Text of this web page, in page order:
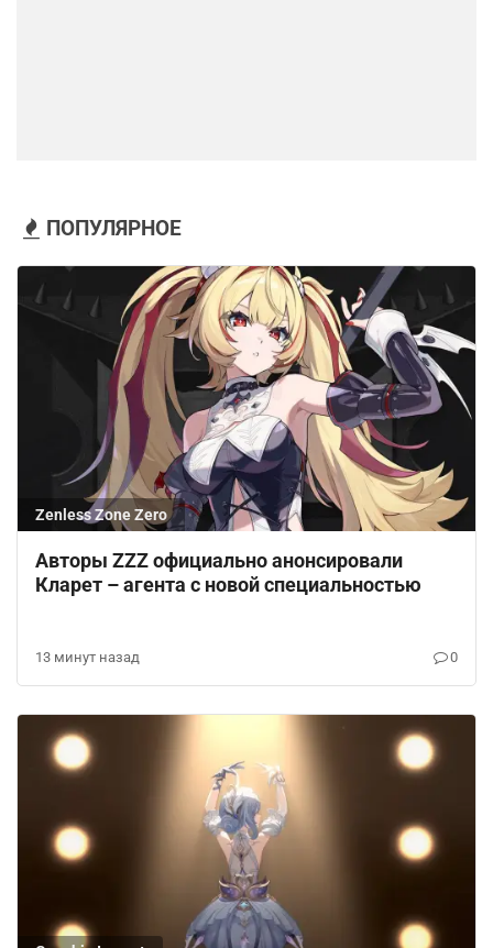
ПОПУЛЯРНОЕ
Zenless Zone Zero
Авторы ZZZ официально анонсировали
Кларет – агента с новой специальностью
13 минут назад 0